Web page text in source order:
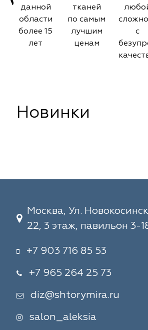
данной
области
более 15
лет
тканей
по самым
лучшим
ценам
с
Новинки
Москва, Ул.
22, 3 этаж, павильон 3-
+7 903 716 85 53
+7 965 264 25 73
diz@shtorymira.ru
salon_aleksia